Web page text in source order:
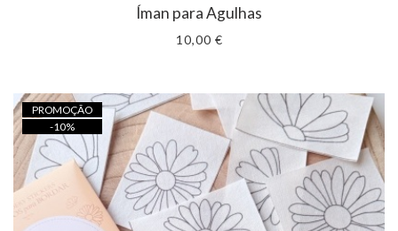
Íman para Agulhas
10,00 €
-10%
PROMOÇÃO